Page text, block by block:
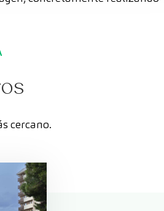
cercano.